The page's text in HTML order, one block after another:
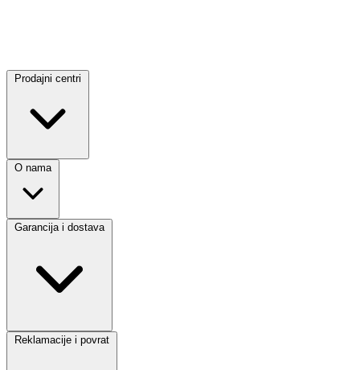
Prodajni centri
O nama
Garancija i dostava
Reklamacije i povrat